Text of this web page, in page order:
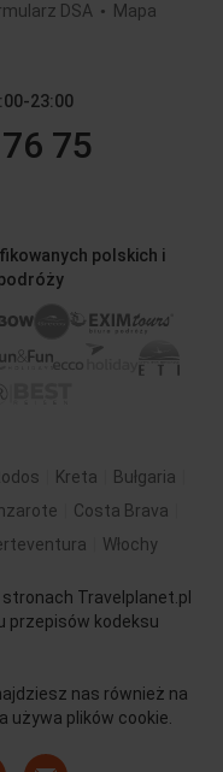
DSA
Mapa
23:00
75
polskich i
Kreta
Bułgaria
Costa Brava
Włochy
Travelplanet.pl
przepisów kodeksu
nas również na
używa plików cookie.